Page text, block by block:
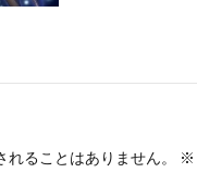
ることはありません。 ※